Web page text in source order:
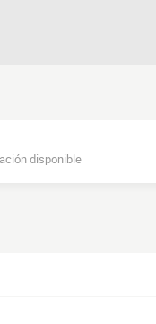
disponible